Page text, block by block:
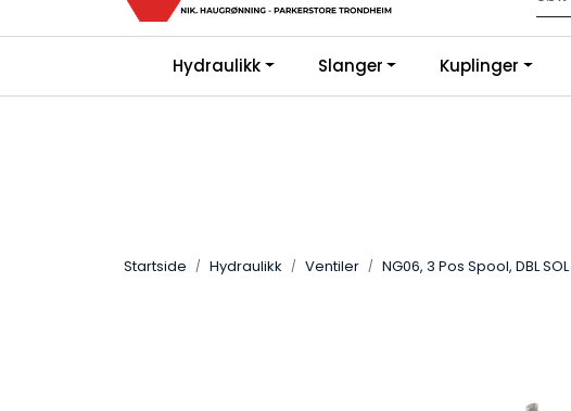
Skip to main content Kjøp slanger
Bli Kunde | FAQ Gi oss en vurdering på Google
Hydraulikk Slanger Kuplinger
Startside Hydraulikk Ventiler NG06, 3 Pos Spool, DBL